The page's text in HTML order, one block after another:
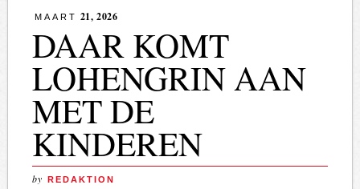
MAART 21, 2026
DAAR KOMT
LOHENGRIN AAN
MET DE
KINDEREN
by REDAKTION